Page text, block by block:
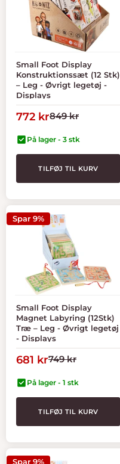
Small Foot Display
Konstruktionssæt (12 Stk)
– Leg - Øvrigt legetøj -
Displays
Tilbudspris
772 krNormal
849 kr
På lager - 3 stk
TILFØJ TIL KURV
Spar 9%
Small Foot Display
Magnet Labyring (12Stk)
Træ – Leg - Øvrigt legetøj
- Displays
Tilbudspris
681 krNormal
749 kr
På lager - 1 stk
TILFØJ TIL KURV
Spar 9%